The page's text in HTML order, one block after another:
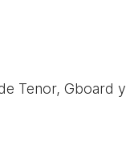
Tenor, Gboard